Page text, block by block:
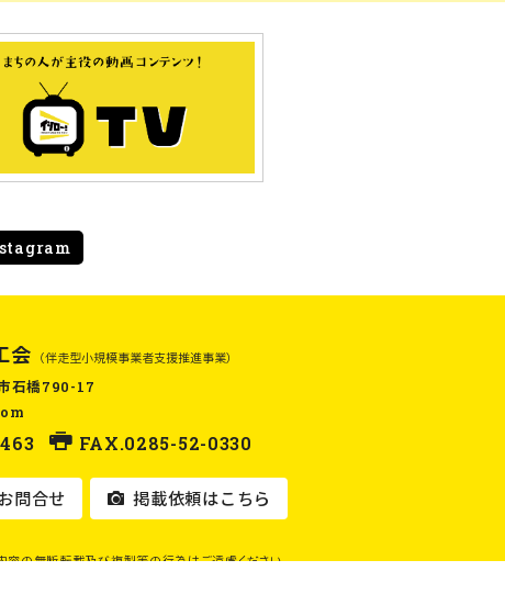
会 （伴走型小規模事業者支援推進事業）
石橋790-17
FAX.0285-52-0330
問合せ 掲載依頼はこちら
の無断転載及び複製等の行為はご遠慮ください。